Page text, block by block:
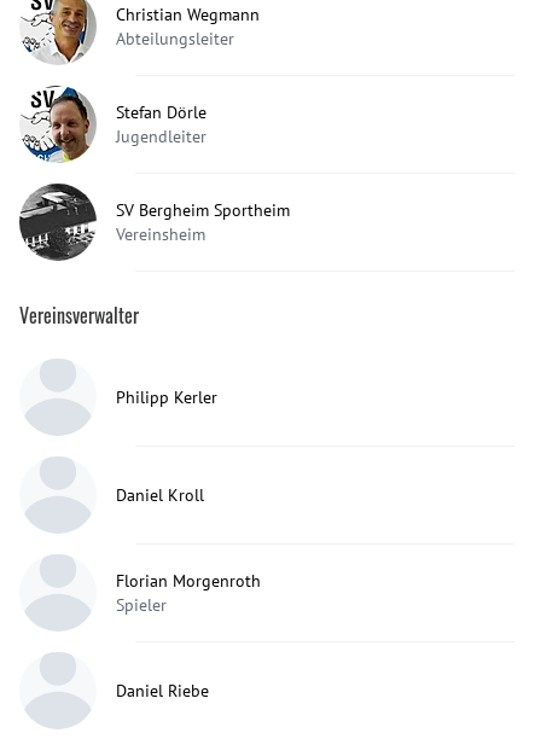
Christian Wegmann
Abteilungsleiter
Stefan Dörle
Jugendleiter
SV Bergheim Sportheim
Vereinsheim
Vereinsverwalter
Philipp Kerler
Daniel Kroll
Florian Morgenroth
Spieler
Daniel Riebe